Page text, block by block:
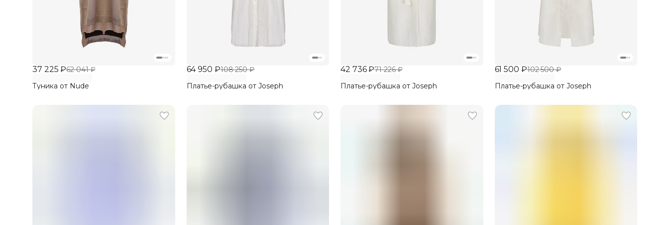
37 225 ₽62 041 ₽
Туника от Nude
64 950 ₽108 250 ₽
Платье-рубашка от Joseph
42 736 ₽71 226 ₽
Платье-рубашка от Joseph
61 500 ₽102 500 ₽
Платье-рубашка от Joseph